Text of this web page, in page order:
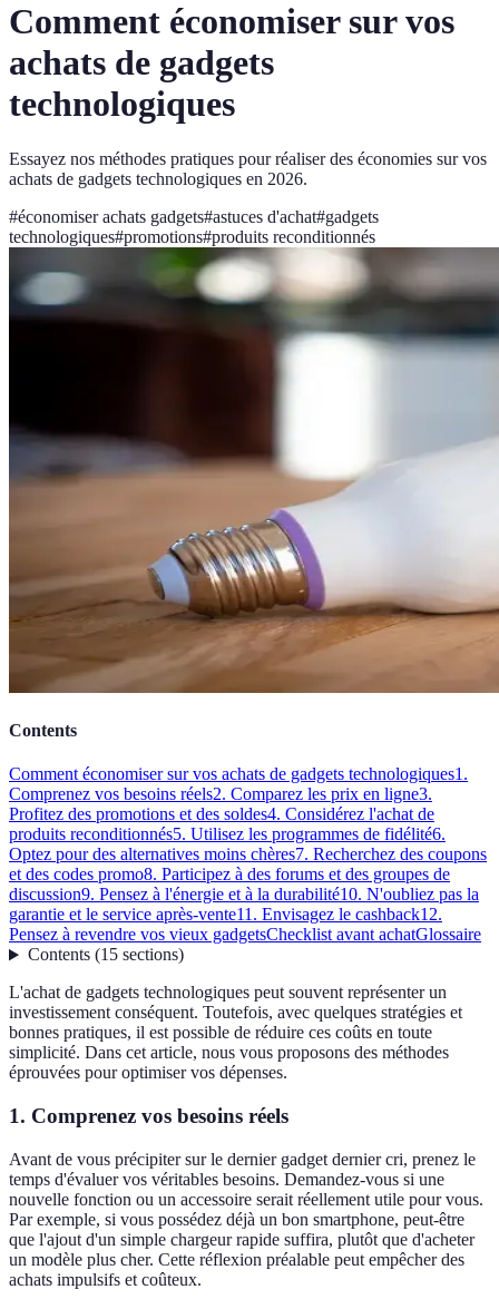
Comment économiser sur vos
achats de gadgets
technologiques
Essayez nos méthodes pratiques pour réaliser des économies sur vos
achats de gadgets technologiques en 2026.
#économiser achats gadgets#astuces d'achat#gadgets
technologiques#promotions#produits reconditionnés
Contents
Comment économiser sur vos achats de gadgets technologiques1.
Comprenez vos besoins réels2. Comparez les prix en ligne3.
Profitez des promotions et des soldes4. Considérez l'achat de
produits reconditionnés5. Utilisez les programmes de fidélité6.
Optez pour des alternatives moins chères7. Recherchez des coupons
et des codes promo8. Participez à des forums et des groupes de
discussion9. Pensez à l'énergie et à la durabilité10. N'oubliez pas la
garantie et le service après-vente11. Envisagez le cashback12.
Pensez à revendre vos vieux gadgetsChecklist avant achatGlossaire
Contents(15 sections)
L'achat de gadgets technologiques peut souvent représenter un
investissement conséquent. Toutefois, avec quelques stratégies et
bonnes pratiques, il est possible de réduire ces coûts en toute
simplicité. Dans cet article, nous vous proposons des méthodes
éprouvées pour optimiser vos dépenses.
1. Comprenez vos besoins réels
Avant de vous précipiter sur le dernier gadget dernier cri, prenez le
temps d'évaluer vos véritables besoins. Demandez-vous si une
nouvelle fonction ou un accessoire serait réellement utile pour vous.
Par exemple, si vous possédez déjà un bon smartphone, peut-être
que l'ajout d'un simple chargeur rapide suffira, plutôt que d'acheter
un modèle plus cher. Cette réflexion préalable peut empêcher des
achats impulsifs et coûteux.